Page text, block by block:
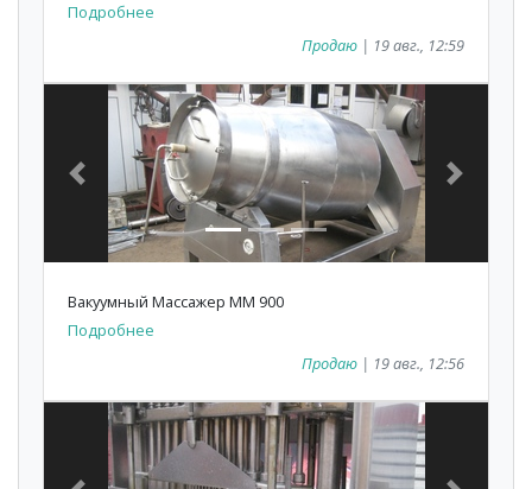
Подробнее
Продаю | 19 авг., 12:59
Previous Next
Вакуумный Массажер ММ 900
Подробнее
Продаю | 19 авг., 12:56